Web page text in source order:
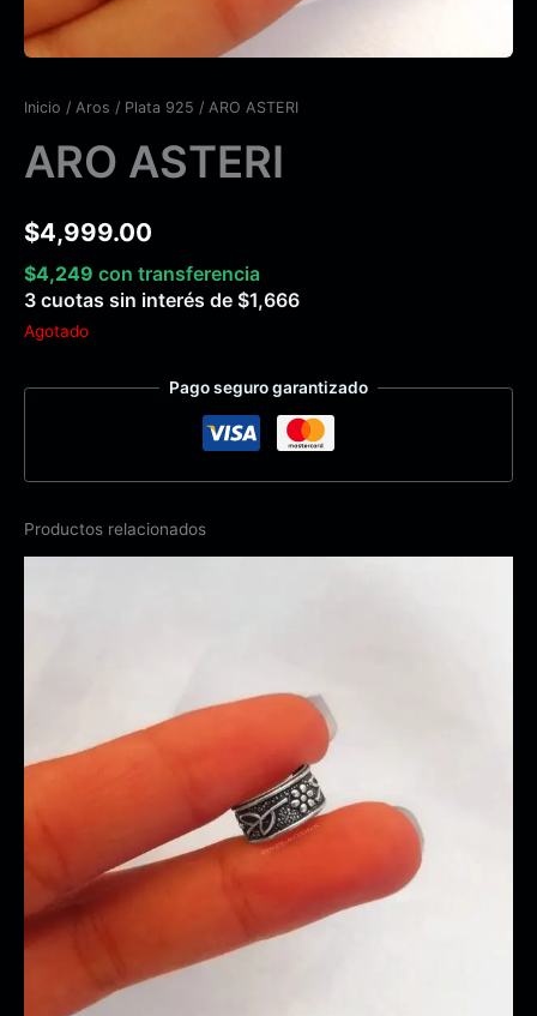
Inicio / Aros / Plata 925 / ARO ASTERI
ARO ASTERI
$4,999.00
$4,249 con transferencia
3 cuotas sin interés de $1,666
Agotado
Pago seguro garantizado
Productos relacionados